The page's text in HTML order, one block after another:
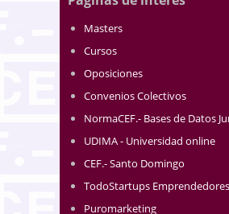
Masters
Cursos
Oposiciones
Convenios Colectivos
NormaCEF.- Bases de Datos
UDIMA - Universidad online
CEF.- Santo Domingo
TodoStartups Emprendedores
Puromarketing